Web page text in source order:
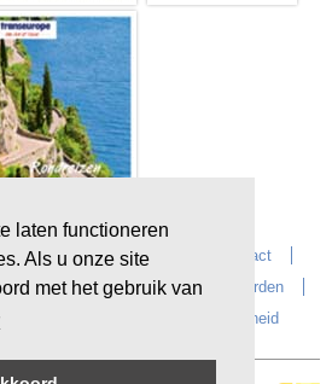
laten functioneren
Als u onze site
met het gebruik van
Vacatures
Contact
Extras
Reisvoorwaarden
Duurzaamheid